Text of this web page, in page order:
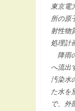
東京電
所の原
射性物
処理計
降雨
へ流出
汚染水
た水を
で、外